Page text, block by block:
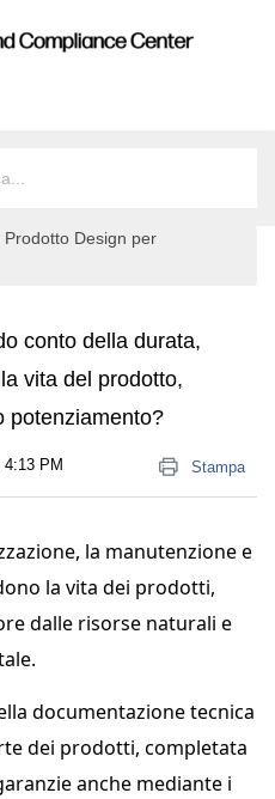
Prodotto Design per
conto della durata,
vita del prodotto,
potenziamento?
Stampa
PM
la manutenzione e
la vita dei prodotti,
dalle risorse naturali e
documentazione tecnica
dei prodotti, completata
anche mediante i